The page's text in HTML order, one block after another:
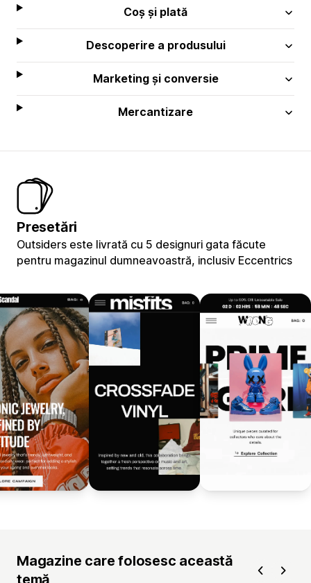
Coș și plată
Descoperire a produsului
Marketing și conversie
Mercantizare
Presetări
Outsiders este livrată cu 5 designuri gata făcute
pentru magazinul dumneavoastră, inclusiv Eccentrics
Magazine care folosesc această